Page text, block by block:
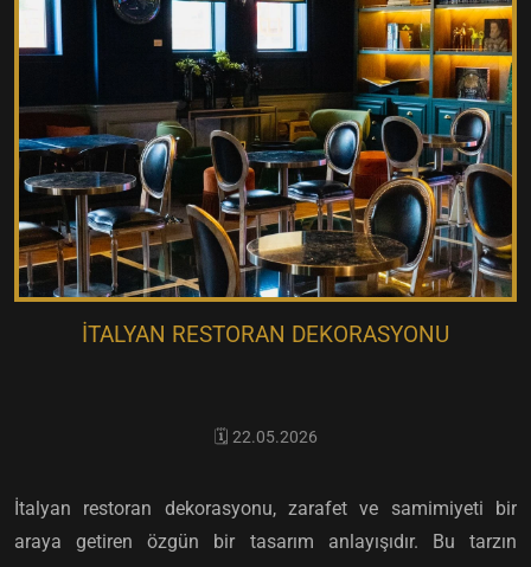
İTALYAN RESTORAN DEKORASYONU
🗓️ 22.05.2026
İtalyan restoran dekorasyonu, zarafet ve samimiyeti bir
araya getiren özgün bir tasarım anlayışıdır. Bu tarzın